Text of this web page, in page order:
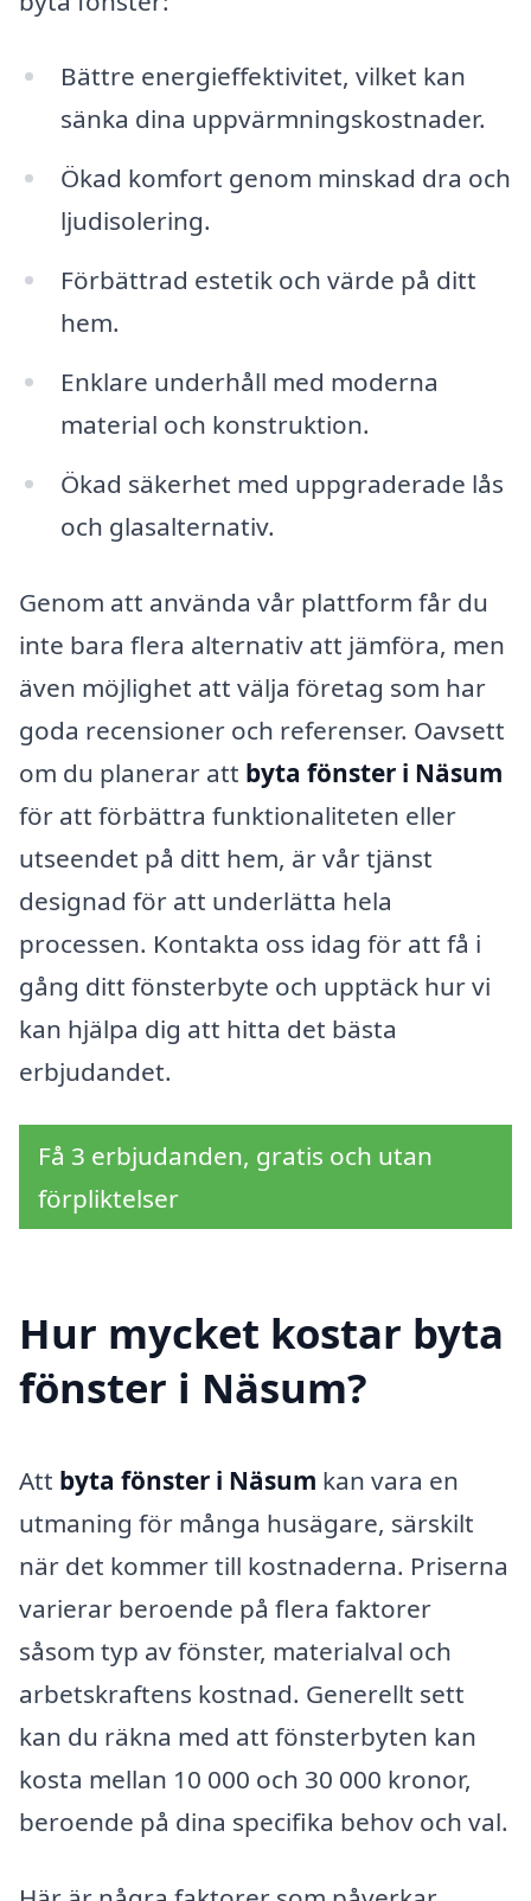
Bättre energieffektivitet, vilket kan
sänka dina uppvärmningskostnader.
Ökad komfort genom minskad dra och
ljudisolering.
Förbättrad estetik och värde på ditt
hem.
Enklare underhåll med moderna
material och konstruktion.
Ökad säkerhet med uppgraderade lås
och glasalternativ.
Genom att använda vår plattform får du
inte bara flera alternativ att jämföra, men
även möjlighet att välja företag som har
goda recensioner och referenser. Oavsett
om du planerar att byta fönster i Näsum
för att förbättra funktionaliteten eller
utseendet på ditt hem, är vår tjänst
designad för att underlätta hela
processen. Kontakta oss idag för att få i
gång ditt fönsterbyte och upptäck hur vi
kan hjälpa dig att hitta det bästa
erbjudandet.
Få 3 erbjudanden, gratis och utan
förpliktelser
Hur mycket kostar byta
fönster i Näsum?
Att byta fönster i Näsum kan vara en
utmaning för många husägare, särskilt
när det kommer till kostnaderna. Priserna
varierar beroende på flera faktorer
såsom typ av fönster, materialval och
arbetskraftens kostnad. Generellt sett
kan du räkna med att fönsterbyten kan
kosta mellan 10 000 och 30 000 kronor,
beroende på dina specifika behov och val.